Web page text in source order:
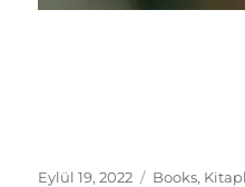
Yayın
Eylül 19, 2022 Kategoriler
Books,